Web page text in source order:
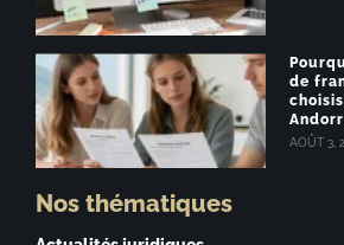
de
AOÛT 3,
Nos thématiques